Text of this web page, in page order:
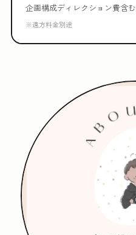
企画構成ディレクション費含む
※遠方料金別途